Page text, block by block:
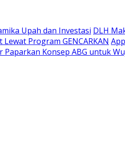
Upah dan Investasi DLH
Program GENCARKAN
Konsep ABG untuk